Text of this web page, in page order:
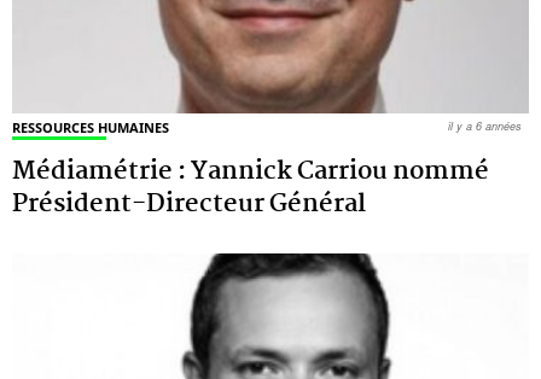
RESSOURCES HUMAINES
Médiamétrie : Yannick Carriou nommé
Président-Directeur Général
il y a 6 années